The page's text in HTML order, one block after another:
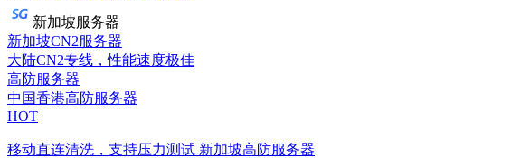
新加坡服务器
新加坡CN2服务器
大陆CN2专线，性能速度极佳
高防服务器
中国香港高防服务器
HOT
移动直连清洗，支持压力测试 新加坡高防服务器